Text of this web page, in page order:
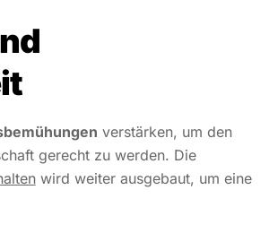
verstärken, um den
gerecht zu werden. Die
wird weiter ausgebaut, um eine